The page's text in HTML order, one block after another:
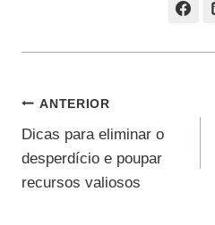
Navegação
De
Post
ANTERIOR
Dicas para eliminar o
desperdício e poupar
recursos valiosos